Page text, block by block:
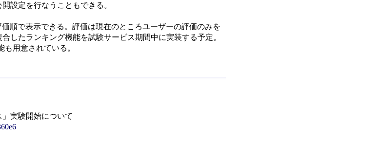
設定を行なうこともできる。
順で表示できる。評価は現在のところユーザーの評価のみを
したランキング機能を試験サービス期間中に実装する予定。
用意されている。
実験開始について